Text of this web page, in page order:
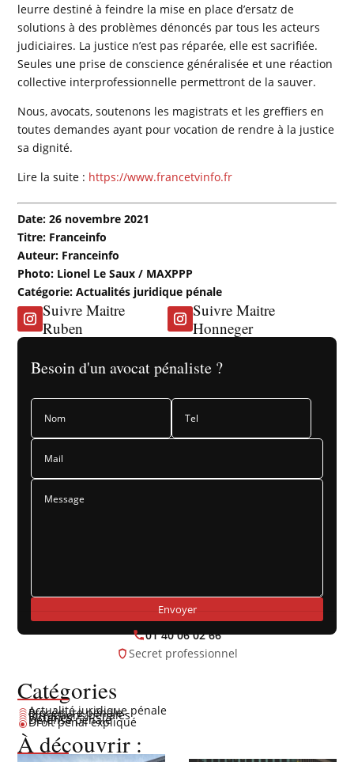
leurre destiné à feindre la mise en place d’ersatz de
solutions à des problèmes dénoncés par tous les acteurs
judiciaires. La justice n’est pas réparée, elle est sacrifiée.
Seules une prise de conscience généralisée et une réaction
collective interprofessionnelle permettront de la sauver.
Nous, avocats, soutenons les magistrats et les greffiers en
toutes demandes ayant pour vocation de rendre à la justice
sa dignité.
Lire la suite : https://www.francetvinfo.fr
Date: 26 novembre 2021
Titre: Franceinfo
Auteur: Franceinfo
Photo: Lionel Le Saux / MAXPPP
Catégorie: Actualités juridique pénale
Suivre Maitre
Ruben
Suivre Maitre
Honneger
Besoin d'un avocat pénaliste ?
Envoyer
01 40 06 02 66
Secret professionnel
Catégories
\Actualité juridique pénale
\Procédure pénale
\Infractions pénales
\Victimes
\Défense pénale
\ Droit pénal expliqué
À découvrir :